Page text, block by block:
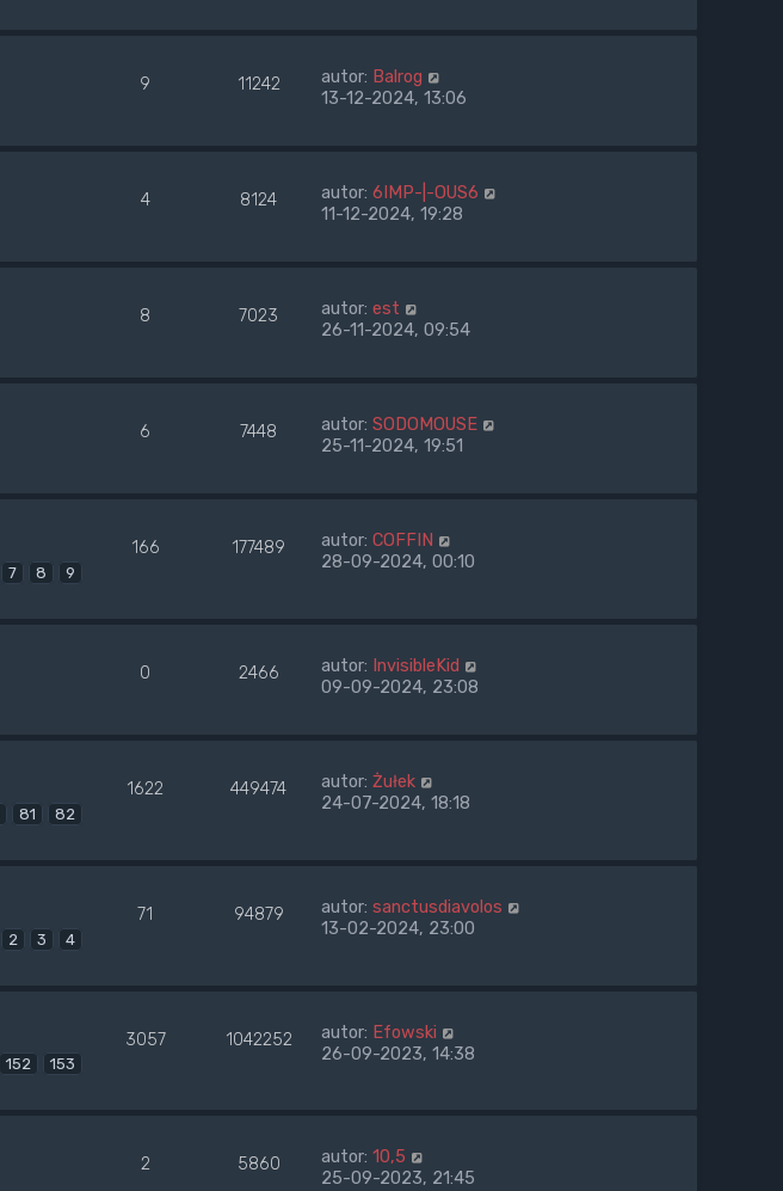
9 11242 autor: Balrog
13-12-2024, 13:06
4 8124 autor: 6IMP-|-OUS6
11-12-2024, 19:28
8 7023 autor: est
26-11-2024, 09:54
6 7448 autor: SODOMOUSE
25-11-2024, 19:51
7 8 9
166 177489 autor: COFFIN
28-09-2024, 00:10
0 2466 autor: InvisibleKid
09-09-2024, 23:08
81 82
1622 449474 autor: Żułek
24-07-2024, 18:18
2 3 4
71 94879 autor: sanctusdiavolos
13-02-2024, 23:00
152 153
3057 1042252 autor: Efowski
26-09-2023, 14:38
2 5860 autor: 10,5
25-09-2023, 21:45